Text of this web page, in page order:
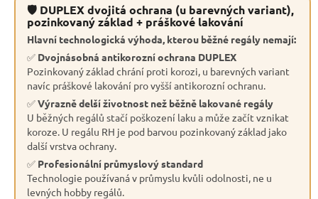
🛡 DUPLEX dvojitá ochrana (u barevných variant),
pozinkovaný základ + práškové lakování
Hlavní technologická výhoda, kterou běžné regály nemají:
✅ Dvojnásobná antikorozní ochrana DUPLEX
Pozinkovaný základ chrání proti korozi, u barevných variant
navíc práškové lakování pro vyšší antikorozní ochranu.
✅Výrazně delší životnost než běžně lakované regály
U běžných regálů stačí poškození laku a může začít vznikat
koroze. U regálu RH je pod barvou pozinkovaný základ jako
další vrstva ochrany.
✅ Profesionální průmyslový standard
Technologie používaná v průmyslu kvůli odolnosti, ne u
levných hobby regálů.